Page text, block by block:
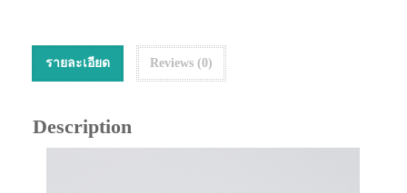
รายละเอียด Reviews (0)
Description